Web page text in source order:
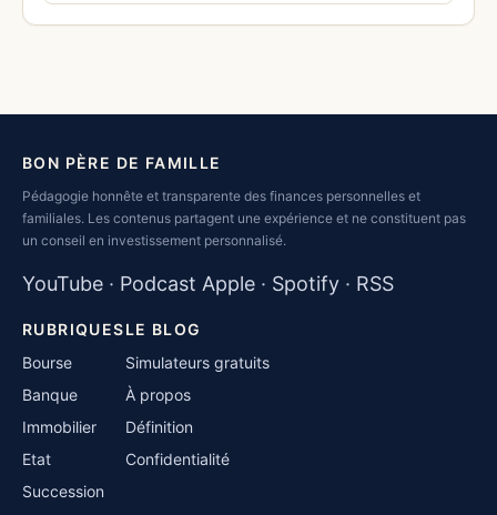
BON PÈRE DE FAMILLE
Pédagogie honnête et transparente des finances personnelles et
familiales. Les contenus partagent une expérience et ne constituent pas
un conseil en investissement personnalisé.
YouTube · Podcast Apple · Spotify · RSS
RUBRIQUES
Bourse
Banque
Immobilier
Etat
Succession
LE BLOG
Simulateurs gratuits
À propos
Définition
Confidentialité